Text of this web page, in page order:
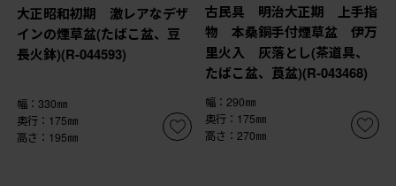
大正昭和初期 激レアなデザ
インの煙草盆(たばこ盆、豆
長火鉢)(R-044593)
幅：330㎜
奥行：175㎜
高さ：195㎜
古民具 明治大正期 上手指
物 本桑銅手付煙草盆 伊万
里火入 灰落とし(茶道具、
たばこ盆、莨盆)(R-043468)
幅：290㎜
奥行：175㎜
高さ：270㎜